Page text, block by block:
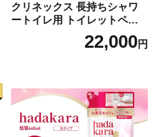
クリネックス 長持ちシャワ
ートイレ用 トイレットペー
パー（ダブル）64ロール(8ロ
ール×8パック) 開成町 トイレ
蓄 防災 エコ 消耗品 生活雑貨
生活用品 無香料 トイレット
ペーパー ダブル といれっと
ぺーぱー トイレ クレシア ト
22,000円